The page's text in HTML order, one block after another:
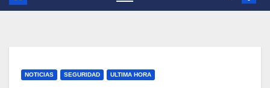
NOTICIAS SEGURIDAD ULTIMA HORA